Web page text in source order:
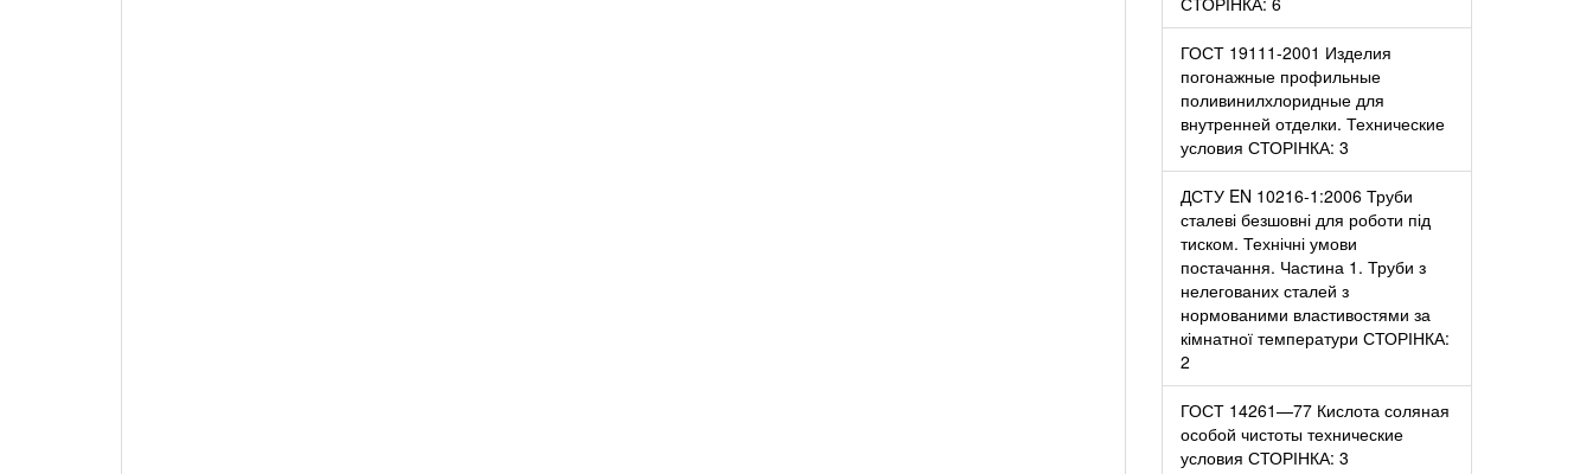
ГОСТ 19111-2001 Изделия
погонажные профильные
поливинилхлоридные для
внутренней отделки. Технические
условия СТОРІНКА: 3
ДСТУ EN 10216-1:2006 Труби
сталеві безшовні для роботи під
тиском. Технічні умови
постачання. Частина 1. Труби з
нелегованих сталей з
нормованими властивостями за
кімнатної температури СТОРІНКА:
2
ГОСТ 14261—77 Кислота соляная
особой чистоты технические
условия СТОРІНКА: 3